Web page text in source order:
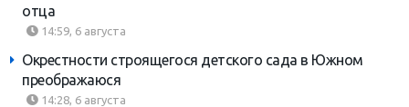
отца
14:59, 6 августа
Окрестности строящегося детского сада в Южном
преображаюся
14:28, 6 августа